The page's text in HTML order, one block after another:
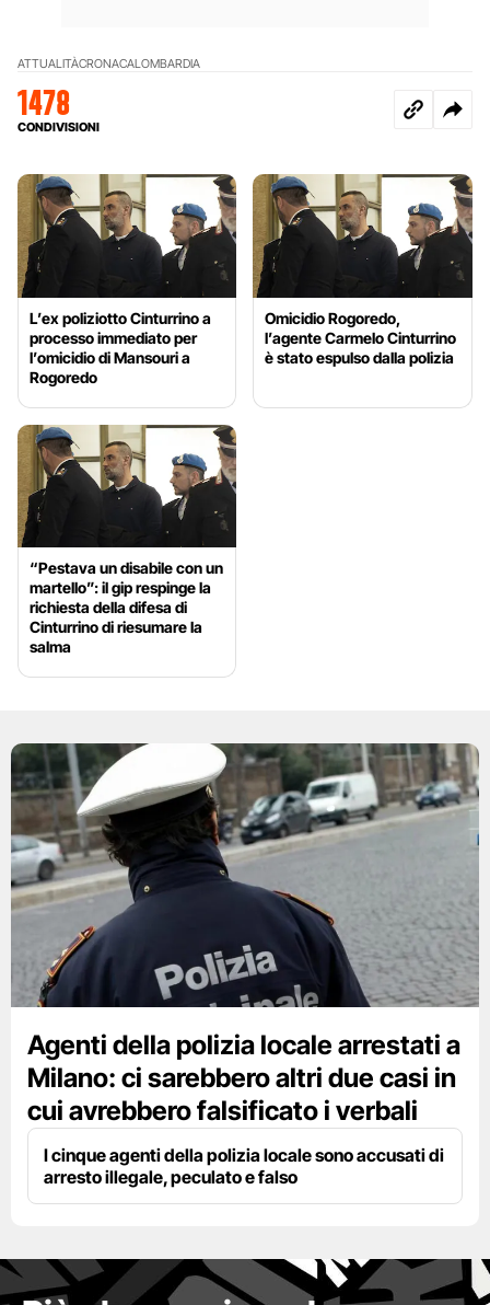
ATTUALITÀCRONACALOMBARDIA
1478
CONDIVISIONI
L’ex poliziotto Cinturrino a
processo immediato per
l’omicidio di Mansouri a
Rogoredo
Omicidio Rogoredo,
l’agente Carmelo Cinturrino
è stato espulso dalla polizia
“Pestava un disabile con un
martello”: il gip respinge la
richiesta della difesa di
Cinturrino di riesumare la
salma
Agenti della polizia locale arrestati a
Milano: ci sarebbero altri due casi in
cui avrebbero falsificato i verbali
I cinque agenti della polizia locale sono accusati di
arresto illegale, peculato e falso